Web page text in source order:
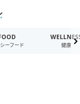
ーフード 健康